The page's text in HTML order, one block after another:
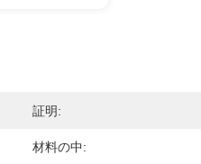
証明:
材料の中: